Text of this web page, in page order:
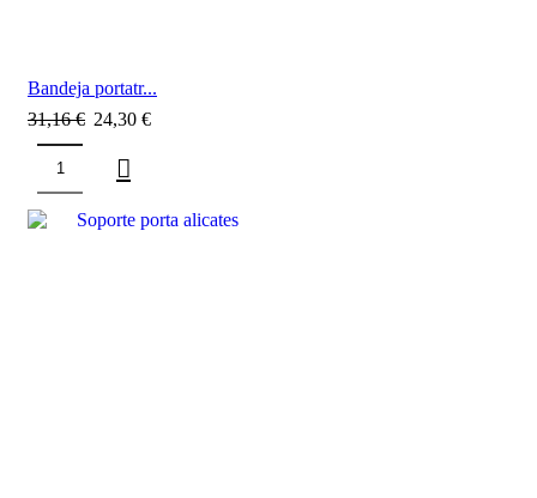
Bandeja portatr...
31,16€ 24,30 €